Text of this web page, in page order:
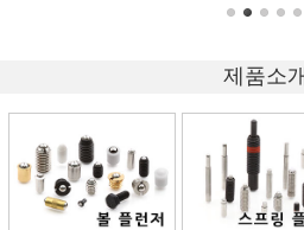
제품소개